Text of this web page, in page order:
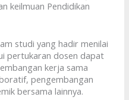
keilmuan Pendidikan
studi yang hadir menilai
pertukaran dosen dapat
kerja sama
pengembangan
bersama lainnya.